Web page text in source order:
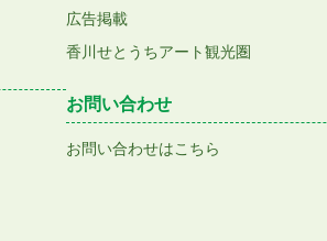
広告掲載
香川せとうちアート観光圏
お問い合わせ
お問い合わせはこちら